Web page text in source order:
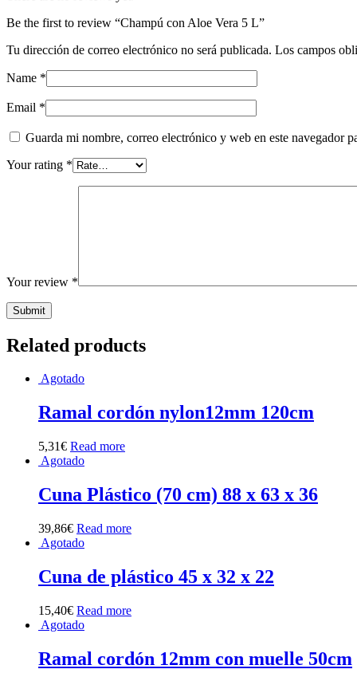
Be the first to review “Champú con Aloe Vera 5 L”
Tu dirección de correo electrónico no será publicada. Los campos
Name *
Email *
Guarda mi nombre, correo electrónico y web en este navegador
Your rating *
Your review *
Related products
Agotado
Ramal cordón nylon12mm 120cm
5,31€ Read more
Agotado
Cuna Plástico (70 cm) 88 x 63 x 36
39,86€ Read more
Agotado
Cuna de plástico 45 x 32 x 22
15,40€ Read more
Agotado
Ramal cordón 12mm con muelle 50cm